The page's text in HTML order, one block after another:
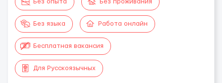
Без опыта Без проживания
Без языка Работа онлайн
Бесплатная вакансия
Для Русскоязычных